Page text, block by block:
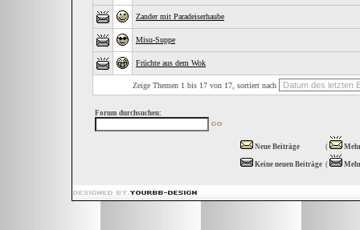
Zander mit Paradeiserhaube
Misu-Suppe
Früchte aus dem Wok
Zeige Themen 1 bis 17 von 17, sortiert nach
Forum durchsuchen:
Neue Beiträge (
Keine neuen Beiträge (